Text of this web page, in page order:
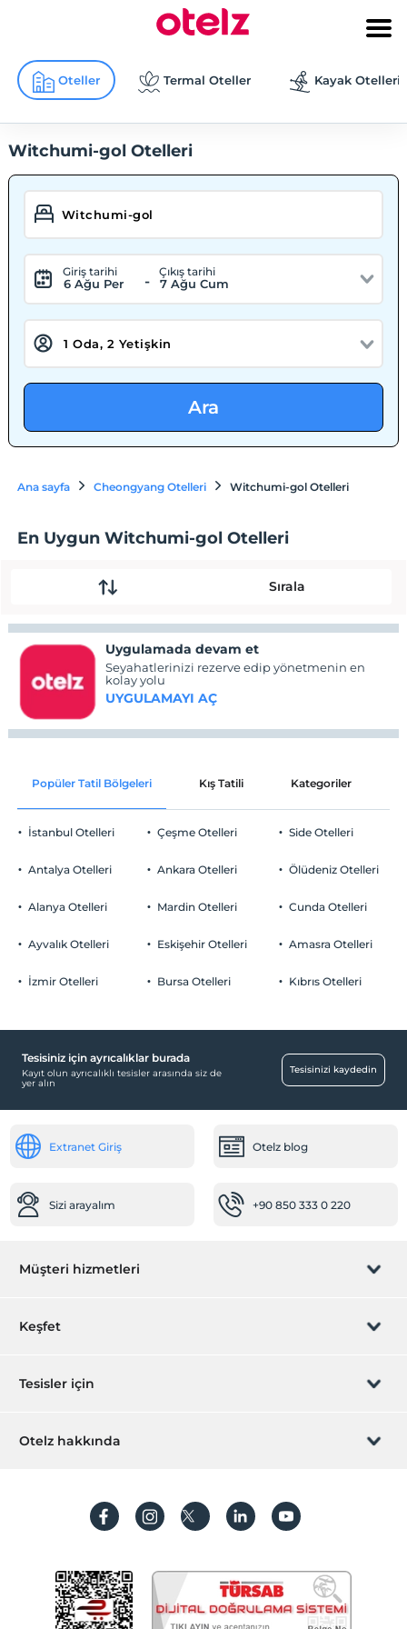
Oteller Termal Oteller Kayak Otelleri
Witchumi-gol Otelleri
Giriş tarihi
6 Ağu Per -
Çıkış tarihi
7 Ağu Cum
Ara
Ana sayfa Cheongyang Otelleri Witchumi-gol Otelleri
En Uygun Witchumi-gol Otelleri
Sırala
Uygulamada devam et
Seyahatlerinizi rezerve edip yönetmenin en
kolay yolu
UYGULAMAYI AÇ
Popüler Tatil Bölgeleri Kış Tatili Kategoriler
İstanbul Otelleri
Antalya Otelleri
Alanya Otelleri
Ayvalık Otelleri
İzmir Otelleri
Çeşme Otelleri
Ankara Otelleri
Mardin Otelleri
Eskişehir Otelleri
Bursa Otelleri
Side Otelleri
Ölüdeniz Otelleri
Cunda Otelleri
Amasra Otelleri
Kıbrıs Otelleri
Tesisiniz için ayrıcalıklar burada
Kayıt olun ayrıcalıklı tesisler arasında siz de
yer alın
Tesisinizi kaydedin
Extranet Giriş Otelz blog
Sizi arayalım +90 850 333 0 220
Müşteri hizmetleri
Rezervasyon yönet
Sıkça sorulan sorular
İşlem rehberi
Keşfet
Hediye Kart
Hesap oluştur
Tesisler için
Hemen tesisinizi ekleyin
Otelz hakkında
Koşullar ve şartlar